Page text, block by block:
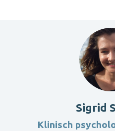
Sigrid
Klinisch